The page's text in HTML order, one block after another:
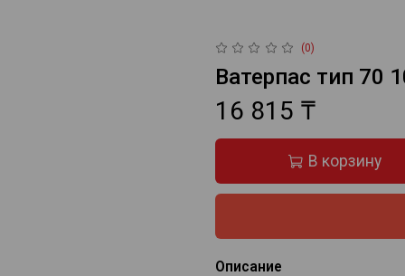
(0)
Ватерпас тип 70
16 815 ₸
В корзину
Описание